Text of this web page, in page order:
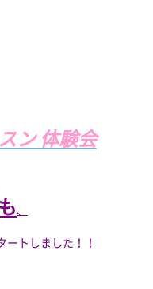
ン 体験会
、
トしました！！